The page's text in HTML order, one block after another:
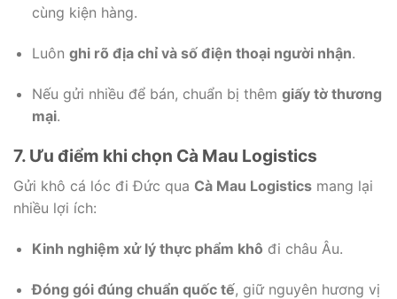
cùng kiện hàng.
Luôn ghi rõ địa chỉ và số điện thoại người nhận.
Nếu gửi nhiều để bán, chuẩn bị thêm giấy tờ thương
mại.
7. Ưu điểm khi chọn Cà Mau Logistics
Gửi khô cá lóc đi Đức qua Cà Mau Logistics mang lại
nhiều lợi ích:
Kinh nghiệm xử lý thực phẩm khô đi châu Âu.
Đóng gói đúng chuẩn quốc tế, giữ nguyên hương vị